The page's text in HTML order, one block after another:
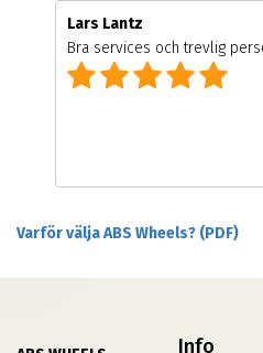
Lars Lantz
Bra services och trevlig
Varför välja ABS Wheels? (PDF)
Info